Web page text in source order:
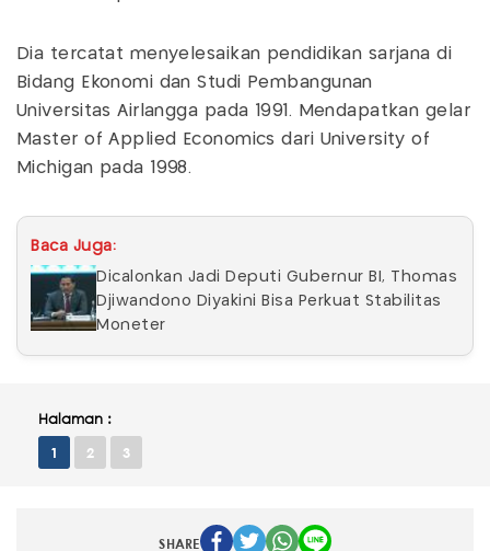
Dia tercatat menyelesaikan pendidikan sarjana di
Bidang Ekonomi dan Studi Pembangunan
Universitas Airlangga pada 1991. Mendapatkan gelar
Master of Applied Economics dari University of
Michigan pada 1998.
Baca Juga:
Dicalonkan Jadi Deputi Gubernur BI, Thomas
Djiwandono Diyakini Bisa Perkuat Stabilitas
Moneter
Halaman :
1 2 3
SHARE